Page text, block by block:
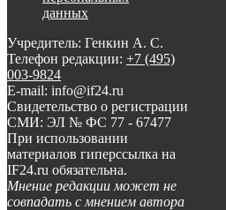
данных
Учредитель: Генкин А. С.
Телефон редакции: +7 (495)
003-9824
E-mail: info@if24.ru
Свидетельство о регистрации
СМИ: ЭЛ № ФС 77 - 67477
При использовании
материалов гиперссылка на
IF24.ru обязательна.
Мнение редакции может не
совпадать с мнением автора